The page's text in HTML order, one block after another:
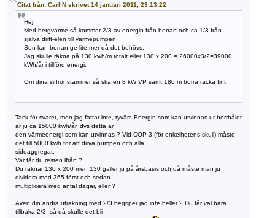
Citat från: Carl N skrivet 14 januari 2011, 23:13:22
Hej!
Med bergvärme så kommer 2/3 av energin från borran och ca 1/3 från
själva drift-elen till värmepumpen.
Sen kan borran ge lite mer då det behövs.
Jag skulle räkna på 130 kwh/m totalt eller 130 x 200 = 26000x3/2=39000
kWh/år i tillförd energi.
Om dina siffror stämmer så ska en 8 kW VP samt 180 m borra räcka fint.
Tack för svaret, men jag fattar inte, tyvärr. Energin som kan utvinnas ur borrhålet
är ju ca 15000 kwh/år, dvs detta är
den värmeenergi som kan utvinnas ? Vid COP 3 (för enkelhetens skull) måste
det till 5000 kwh för att driva pumpen och alla
sidoaggregat.
Var får du resten ifrån ?
Du räknar 130 x 200 men 130 gäller ju på årsbasis och då måste man ju
dividera med 365 först och sedan
multiplicera med antal dagar, eller ?
Även din andra uträkning med 2/3 begriper jag inte heller ? Du får väl bara
tillbaka 2/3, så då skulle det bli